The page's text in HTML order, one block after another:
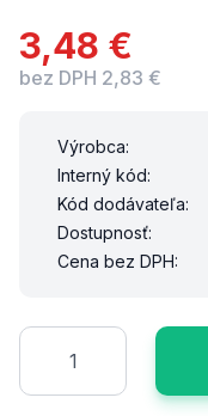
3,48 €
bez DPH 2,83 €
Výrobca:
Interný kód:
Kód dodávateľa:
Dostupnosť:
Cena bez DPH:
Množstvo